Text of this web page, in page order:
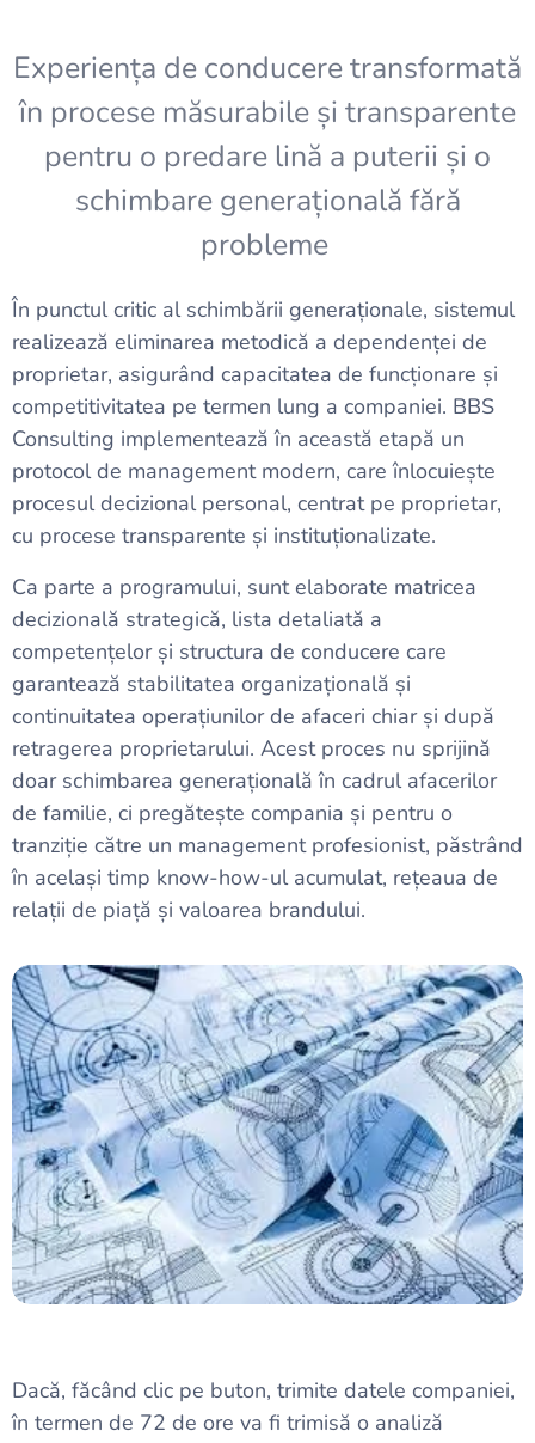
Experiența de conducere transformată
în procese măsurabile și transparente
pentru o predare lină a puterii și o
schimbare generațională fără
probleme
În punctul critic al schimbării generaționale, sistemul
realizează eliminarea metodică a dependenței de
proprietar, asigurând capacitatea de funcționare și
competitivitatea pe termen lung a companiei. BBS
Consulting implementează în această etapă un
protocol de management modern, care înlocuiește
procesul decizional personal, centrat pe proprietar,
cu procese transparente și instituționalizate.
Ca parte a programului, sunt elaborate matricea
decizională strategică, lista detaliată a
competențelor și structura de conducere care
garantează stabilitatea organizațională și
continuitatea operațiunilor de afaceri chiar și după
retragerea proprietarului. Acest proces nu sprijină
doar schimbarea generațională în cadrul afacerilor
de familie, ci pregătește compania și pentru o
tranziție către un management profesionist, păstrând
în același timp know-how-ul acumulat, rețeaua de
relații de piață și valoarea brandului.
Dacă, făcând clic pe buton, trimite datele companiei,
în termen de 72 de ore va fi trimisă o analiză